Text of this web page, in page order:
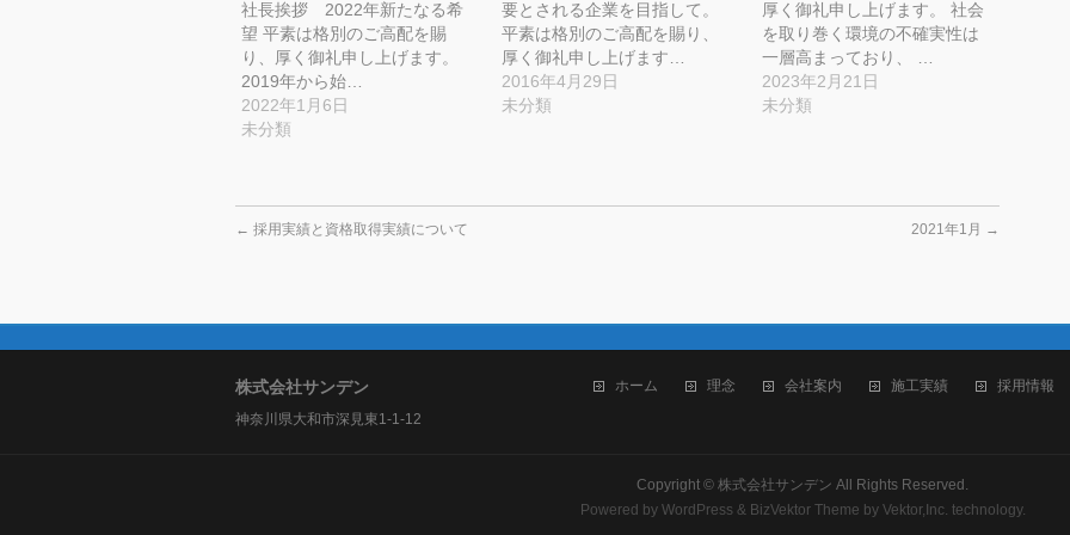
ィ
ン
ド
ウ
で
開
き
ま
す)
だ
さ
い
(新
し
い
ウ
き
ま
す)
ィ
ン
ド
ウ
で
開
ド
ウ
で
開
き
社長挨拶 2022年新たなる希
望 平素は格別のご高配を賜
り、厚く御礼申し上げます。
2019年から始…
2022年1月6日
未分類
要とされる企業を目指して。
平素は格別のご高配を賜り、
厚く御礼申し上げます…
2016年4月29日
未分類
厚く御礼申し上げます。 社会
を取り巻く環境の不確実性は
一層高まっており、 …
2023年2月21日
未分類
← 採用実績と資格取得実績について 2021年1月 →
株式会社サンデン
神奈川県大和市深見東1-1-12
ホーム 理念 会社案内 施工実績 採用情報
Copyright © 株式会社サンデン All Rights Reserved.
Powered by WordPress & BizVektor Theme by Vektor,Inc. technology.